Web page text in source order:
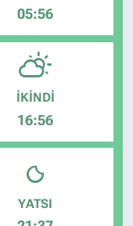
05:56
İKINDI
16:56
YATSI